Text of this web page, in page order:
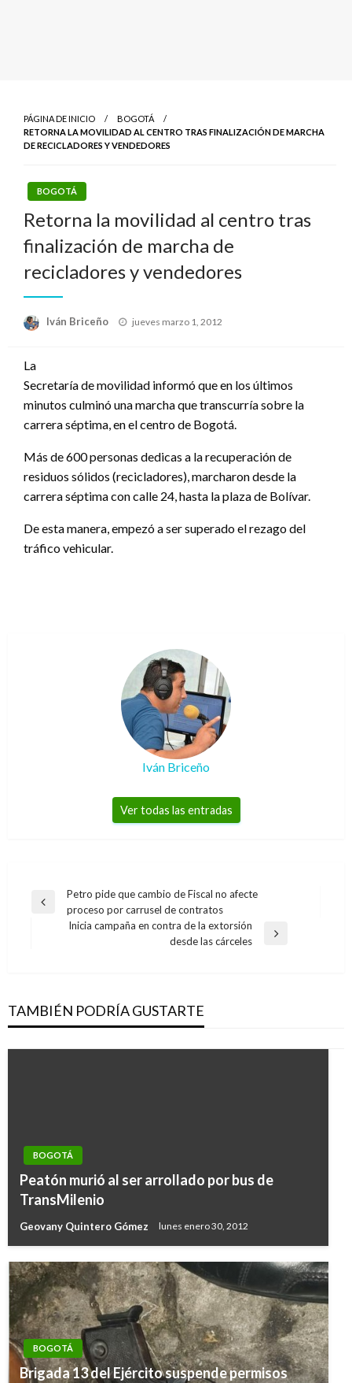
PÁGINA DE INICIO
BOGOTÁ
RETORNA LA MOVILIDAD AL CENTRO TRAS FINALIZACIÓN DE MARCHA
DE RECICLADORES Y VENDEDORES
BOGOTÁ
Retorna la movilidad al centro tras
finalización de marcha de
recicladores y vendedores
Iván Briceño
Publicado
jueves marzo 1, 2012
La
Secretaría de movilidad informó que en los últimos
minutos culminó una marcha que transcurría sobre la
carrera séptima, en el centro de Bogotá.
Más de 600 personas dedicas a la recuperación de
residuos sólidos (recicladores), marcharon desde la
carrera séptima con calle 24, hasta la plaza de Bolívar.
De esta manera, empezó a ser superado el rezago del
tráfico vehicular.
Iván Briceño
Ver todas las entradas
Navegación
Entrada
Petro pide que cambio de Fiscal no afecte
proceso por carrusel de contratos
Inicia campaña en contra de la extorsión
desde las cárceles
TAMBIÉN PODRÍA GUSTARTE
BOGOTÁ
Peatón murió al ser arrollado por bus de
TransMilenio
Geovany Quintero Gómez lunes enero 30, 2012
BOGOTÁ
Brigada 13 del Ejército suspende permisos